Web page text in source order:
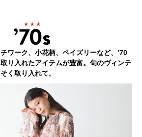
ワーク、小花柄、ペイズリーなど、’70
り入れたアイテムが豊富。旬のヴィンテ
く取り入れて。